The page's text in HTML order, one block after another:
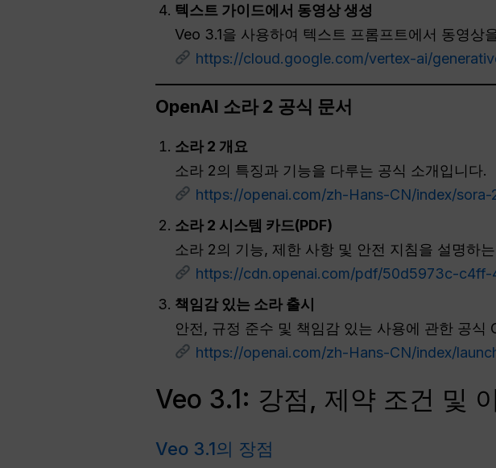
텍스트 가이드에서 동영상 생성
Veo 3.1을 사용하여 텍스트 프롬프트에서 동영상
https://cloud.google.com/vertex-ai/
OpenAI 소라 2 공식 문서
소라 2 개요
소라 2의 특징과 기능을 다루는 공식 소개입니다.
https://openai.com/zh-Hans-CN/index/sora-
소라 2 시스템 카드(PDF)
소라 2의 기능, 제한 사항 및 안전 지침을 설명하
https://cdn.openai.com/pdf/50d5973c-
책임감 있는 소라 출시
안전, 규정 준수 및 책임감 있는 사용에 관한 공식
https://openai.com/zh-Hans-CN/index/
Veo 3.1: 강점, 제약 조건 및
Veo 3.1의 장점